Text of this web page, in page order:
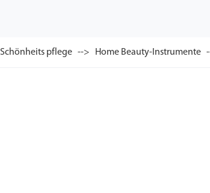
Schönheits pflege Home Beauty-Instrumente